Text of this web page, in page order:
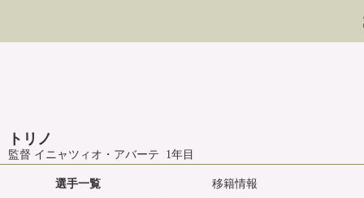
トリノ
監督 イニャツィオ・アバーテ 1年目
選手一覧 移籍情報